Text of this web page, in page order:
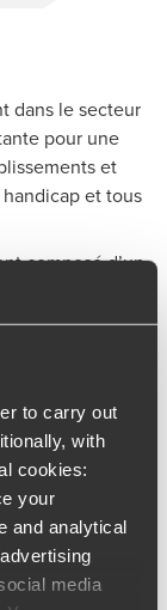
to carry out
with
cookies:
your
and analytical
media
dans le secteur
pour une
et
et tous
composé d’un
(12
F)
au directeur
la mise en
dans le cadre
continue